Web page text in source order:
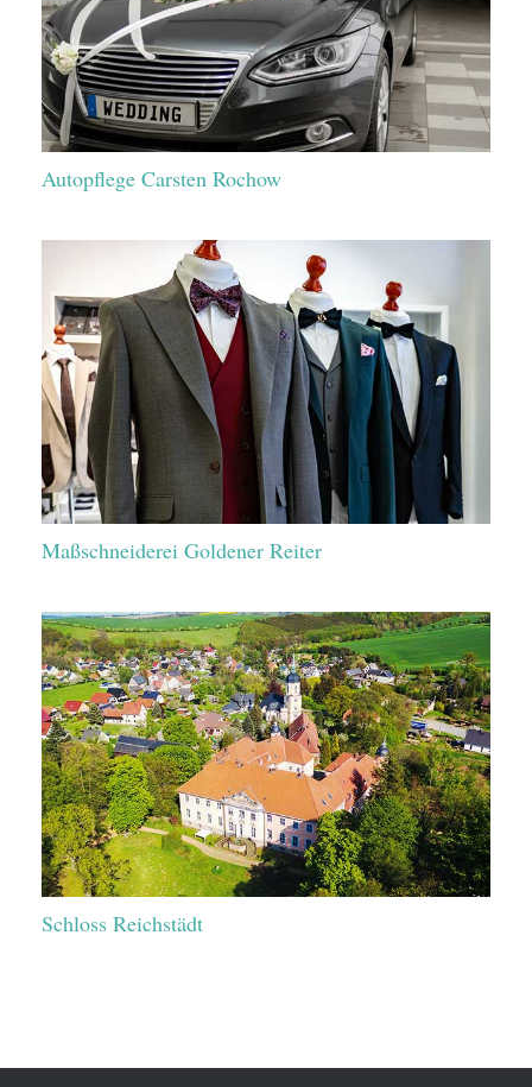
Autopflege Carsten Rochow
Maßschneiderei Goldener Reiter
Schloss Reichstädt